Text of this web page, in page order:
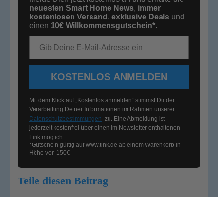
neuesten Smart Home News, immer
kostenlosen Versand , exklusive Deals und
einen 10€ Willkommensgutschein*.
KOSTENLOS ANMELDEN
Mit dem Klick auf „Kostenlos anmelden“ stimmst Du der
Verarbeitung Deiner Informationen im Rahmen unserer
Datenschutzbestimmungen zu. Eine Abmeldung ist
jederzeit kostenfrei über einen im Newsletter enthaltenen
Link möglich.
*Gutschein gültig aufwww.tink.de ab einem Warenkorb in
Höhe von 150€
Teile diesen Beitrag